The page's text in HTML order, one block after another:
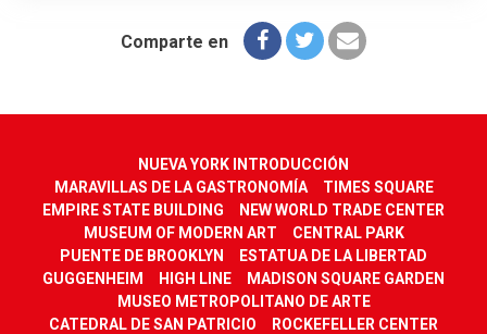
Comparte en
NUEVA YORK INTRODUCCIÓN
MARAVILLAS DE LA GASTRONOMÍA
TIMES SQUARE
EMPIRE STATE BUILDING
NEW WORLD TRADE CENTER
MUSEUM OF MODERN ART
CENTRAL PARK
PUENTE DE BROOKLYN
ESTATUA DE LA LIBERTAD
GUGGENHEIM
HIGH LINE
MADISON SQUARE GARDEN
MUSEO METROPOLITANO DE ARTE
CATEDRAL DE SAN PATRICIO
ROCKEFELLER CENTER